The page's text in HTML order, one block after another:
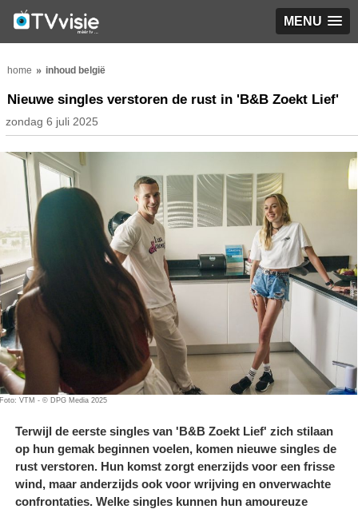
MENU
home inhoud belgië
Nieuwe singles verstoren de rust in 'B&B Zoekt Lief'
zondag 6 juli 2025
Foto: VTM - © DPG Media 2025
Terwijl de eerste singles van 'B&B Zoekt Lief' zich stilaan
op hun gemak beginnen voelen, komen nieuwe singles de
rust verstoren. Hun komst zorgt enerzijds voor een frisse
wind, maar anderzijds ook voor wrijving en onverwachte
confrontaties. Welke singles kunnen hun amoureuze